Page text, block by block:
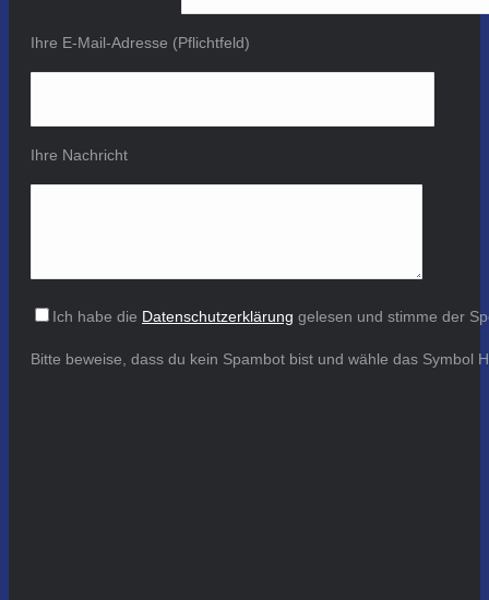
Ihre E-Mail-Adresse (Pflichtfeld)
Ihre Nachricht
Ich habe die Datenschutzerklärung gelesen und stimme der
Bitte beweise, dass du kein Spambot bist und wähle das Symbol